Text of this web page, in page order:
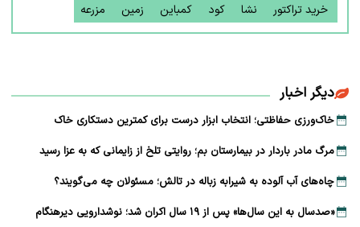
خرید تراکتور نشا کود کمباین زمین مزرعه
دیگر اخبار
خاک‌ورزی حفاظتی؛ انتخاب ابزار درست برای کمترین دستکاری خاک
مرگ مادر باردار در بیمارستان بم؛ روایتی تلخ از زایمانی که به عزا رسید
چاه‌های آب آلوده به شیرابه زباله در تالش؛ مسئولان چه می‌گویند؟
«صدسال به این سال‌ها» پس از ۱۹ سال اکران شد؛ نوشدارویی دیرهنگام